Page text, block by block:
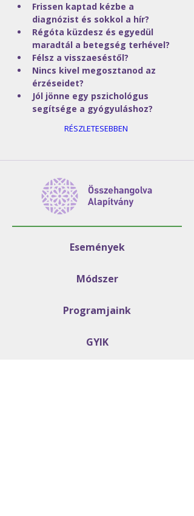
Frissen kaptad kézbe a
diagnózist és sokkol a hír?
Régóta küzdesz és egyedül
maradtál a betegség terhével?
Félsz a visszaeséstől?
Nincs kivel megosztanod az
érzéseidet?
Jól jönne egy pszichológus
segítsége a gyógyuláshoz?
RÉSZLETESEBBEN
Események
Módszer
Programjaink
GYIK